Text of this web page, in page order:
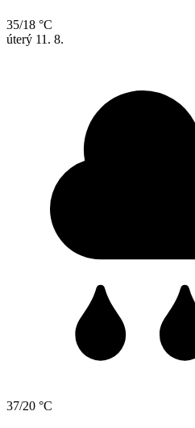
35/18 °C
úterý 11. 8.
37/20 °C